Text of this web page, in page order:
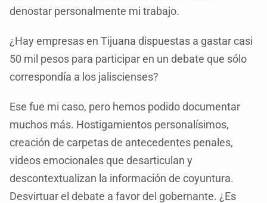
denostar personalmente mi trabajo.
¿Hay empresas en Tijuana dispuestas a gastar casi
50 mil pesos para participar en un debate que sólo
correspondía a los jaliscienses?
Ese fue mi caso, pero hemos podido documentar
muchos más. Hostigamientos personalísimos,
creación de carpetas de antecedentes penales,
videos emocionales que desarticulan y
descontextualizan la información de coyuntura.
Desvirtuar el debate a favor del gobernante. ¿Es